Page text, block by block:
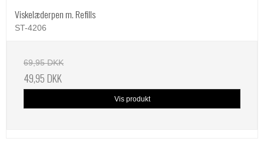
Viskelæderpen m. Refills
ST-4206
69,95 DKK
49,95 DKK
Vis produkt